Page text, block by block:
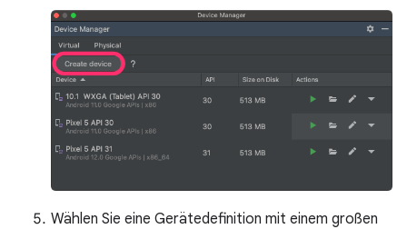
Wählen Sie eine Gerätedefinition mit einem großen